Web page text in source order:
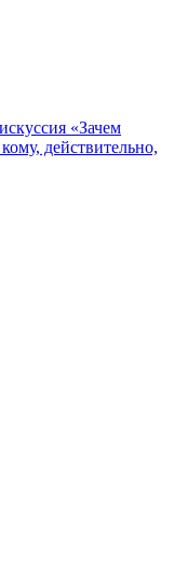
«Зачем
действительно,